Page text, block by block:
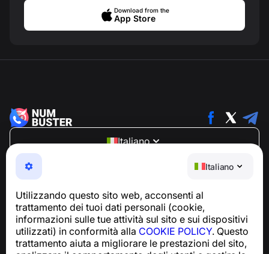
Italiano
Utilizzando questo sito web, acconsenti al
trattamento dei tuoi dati personali (cookie,
informazioni sulle tue attività sul sito e sui dispositivi
utilizzati) in conformità alla COOKIE POLICY. Questo
trattamento aiuta a migliorare le prestazioni del sito,
Download from the
App Store
Italiano
NumBuster © 2013—2026 ·
support@numbuster.com
Un'app facile da usare che ti protegge da truffe
Per richieste relative alla conformità al GDPR:
support@numbuster.com
Centro assistenza